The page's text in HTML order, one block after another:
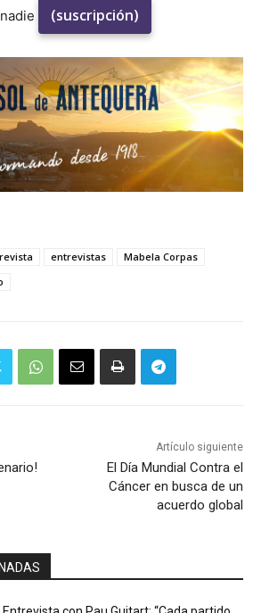
(suscripción)
entrevistas
Mabela Corpas
Artículo siguiente
El Día Mundial Contra el
Cáncer en busca de un
acuerdo global